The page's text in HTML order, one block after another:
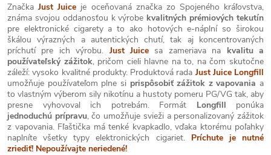
ZnačkaJust Juice je oceňovaná značka zo Spojeného kráľovstva,
známa svojou oddanosťou k výrobe kvalitných prémiových tekutín
pre elektronické cigarety a to ako hotových e-náplní so širokou
škálou výrazných a autentických chutí, tak aj koncentrovaných
príchutí pre ich výrobu. Just Juice sa zameriava na kvalitu a
používateľský zážitok, pričom cieli hlavne na to, na čom skutočne
záleží: vysoko kvalitné produkty. Produktová rada Just Juice Longfill
umožňuje používateľom plne si prispôsobiť zážitok z vapovania a
to vlastným výberom sily nikotínu a hustoty pomeru PG/VG tak, aby
presne vyhovoval ich potrebám. Formát Longfill ponúka
jednoduchú prípravu, čo umožňuje svieži a personalizovaný zážitok
z vapovania. Fľaštička má tenké kvapkadlo, vďaka ktorému poľahky
naplníte všetky typy elektronických cigariet. Príchute je nutné
zriediť! Nepoužívajte neriedené!